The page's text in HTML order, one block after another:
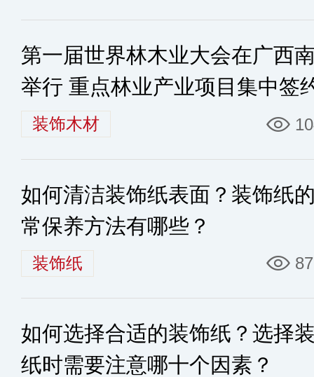
第一届世界林木业大会在广西
举行 重点林业产业项目集中签
装饰木材
如何清洁装饰纸表面？装饰纸
常保养方法有哪些？
装饰纸 87
如何选择合适的装饰纸？选择
纸时需要注意哪十个因素？